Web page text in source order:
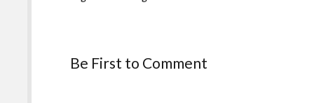
Be First to Comment